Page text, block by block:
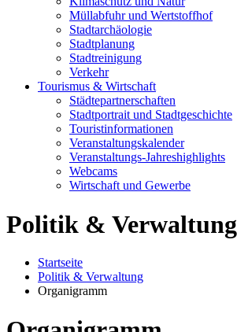
Müllabfuhr und Wertstoffhof
Stadtarchäologie
Stadtplanung
Stadtreinigung
Verkehr
Tourismus & Wirtschaft
Städtepartnerschaften
Stadtportrait und Stadtgeschichte
Touristinformationen
Veranstaltungskalender
Veranstaltungs-Jahreshighlights
Webcams
Wirtschaft und Gewerbe
Politik & Verwaltung
Startseite
Politik & Verwaltung
Organigramm